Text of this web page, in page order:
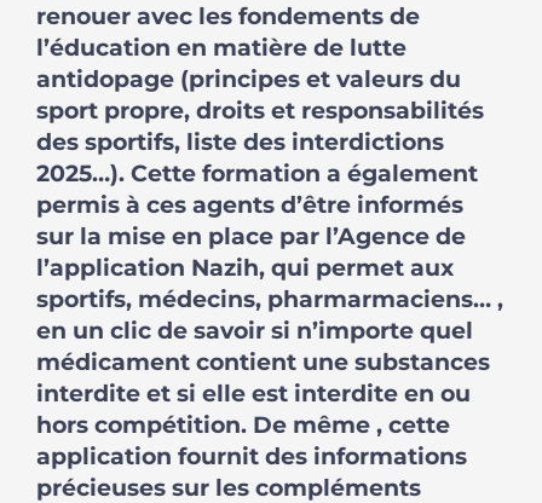
renouer avec les fondements de
l’éducation en matière de lutte
antidopage (principes et valeurs du
sport propre, droits et responsabilités
des sportifs, liste des interdictions
2025…). Cette formation a également
permis à ces agents d’être informés
sur la mise en place par l’Agence de
l’application Nazih, qui permet aux
sportifs, médecins, pharmarmaciens… ,
en un clic de savoir si n’importe quel
médicament contient une substances
interdite et si elle est interdite en ou
hors compétition. De même , cette
application fournit des informations
précieuses sur les compléments